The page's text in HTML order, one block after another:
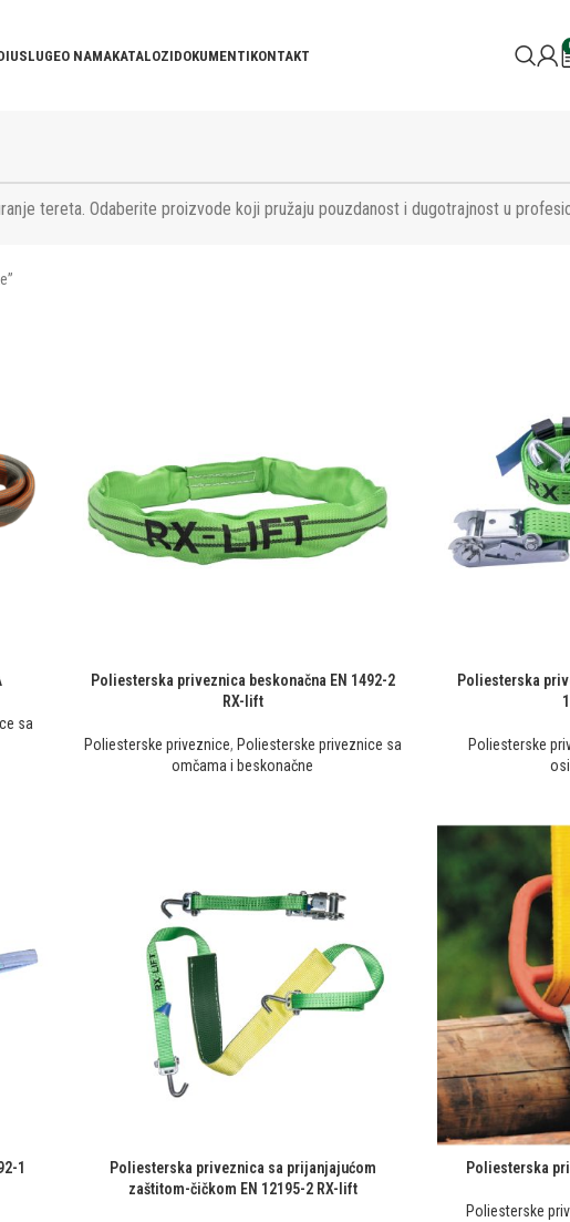
USLUGEO NAMAKATALOZIDOKUMENTIKONTAKT
tereta. Odaberite proizvode koji pružaju pouzdanost i dugotrajnost u
sa
Poliesterska priveznica beskonačna EN 1492-2
RX-lift
Poliesterske priveznice, Poliesterske priveznice sa
omčama i beskonačne
Poliesterska
Poliesterske
1
Poliesterska priveznica sa prijanjajućom
zaštitom-čičkom EN 12195-2 RX-lift
Poliesterska
Poliesterske